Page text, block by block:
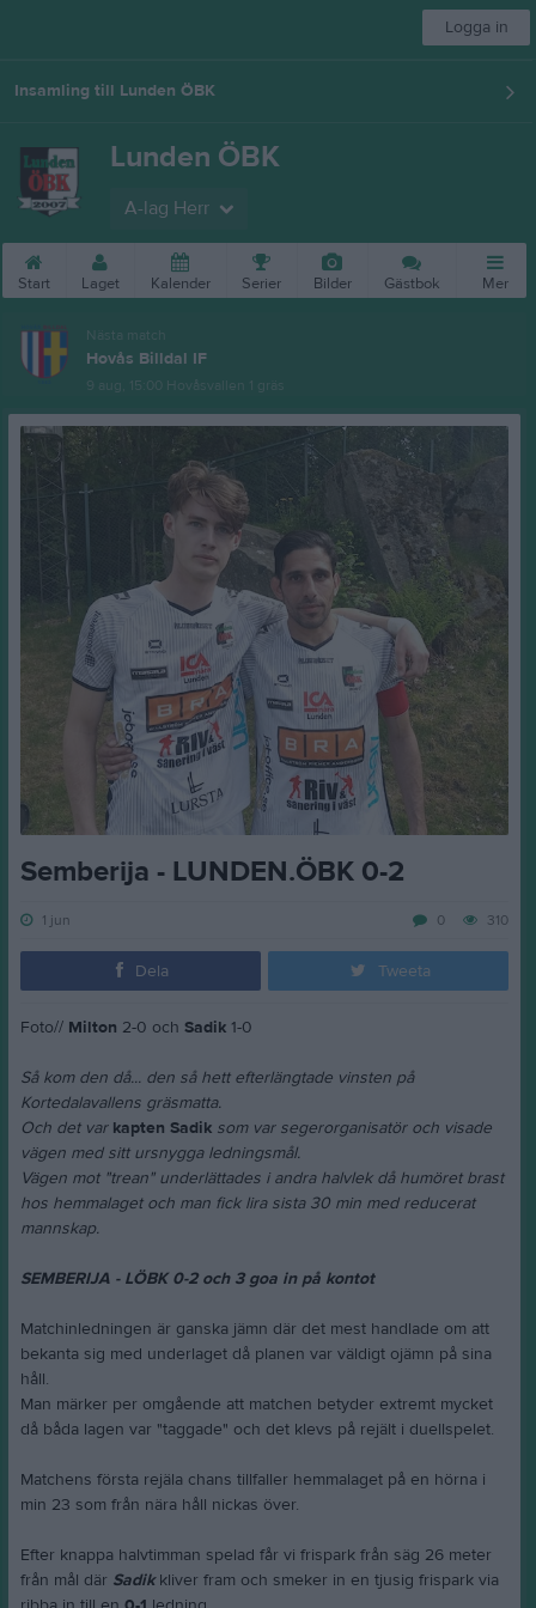
Logga in
Insamling till Lunden ÖBK
Lunden ÖBK
A-lag Herr
Start Laget Kalender Serier Bilder Gästbok Mer
Nästa match
Hovås Billdal IF
9 aug, 15:00 Hovåsvallen 1 gräs
Semberija - LUNDEN.ÖBK 0-2
1 jun 310
0
Dela Tweeta
Foto// Milton 2-0 och Sadik 1-0
Så kom den då... den så hett efterlängtade vinsten på
Kortedalavallens gräsmatta.
Och det var kapten Sadik som var segerorganisatör och visade
vägen med sitt ursnygga ledningsmål.
Vägen mot "trean" underlättades i andra halvlek då humöret brast
hos hemmalaget och man fick lira sista 30 min med reducerat
mannskap.
SEMBERIJA - LÖBK 0-2 och 3 goa in på kontot
Matchinledningen är ganska jämn där det mest handlade om att
bekanta sig med underlaget då planen var väldigt ojämn på sina
håll.
Man märker per omgående att matchen betyder extremt mycket
då båda lagen var "taggade" och det klevs på rejält i duellspelet.
Matchens första rejäla chans tillfaller hemmalaget på en hörna i
min 23 som från nära håll nickas över.
Efter knappa halvtimman spelad får vi frispark från säg 26 meter
från mål där Sadikkliver fram och smeker in en tjusig frispark via